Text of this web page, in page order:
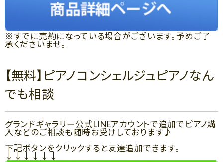
※すでに売約になっている場合がございます。予めご了
承くださいませ。
【無料】ピアノコンシェルジュピアノなん
でも相談
グランドギャラリー公式LINEアカウントで追加でピアノ購
入などのご相談も随時お受けしております♪
下記ボタンをクリックすると友達追加できます。
↓↓↓↓↓↓